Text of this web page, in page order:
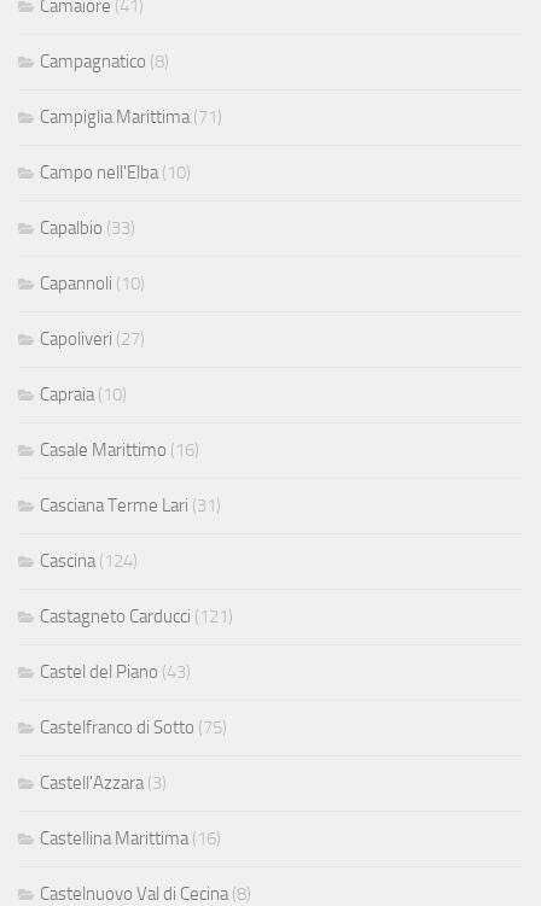
Camaiore (41)
Campagnatico (8)
Campiglia Marittima (71)
Campo nell'Elba (10)
Capalbio (33)
Capannoli (10)
Capoliveri (27)
Capraia (10)
Casale Marittimo (16)
Casciana Terme Lari (31)
Cascina (124)
Castagneto Carducci (121)
Castel del Piano (43)
Castelfranco di Sotto (75)
Castell'Azzara (3)
Castellina Marittima (16)
Castelnuovo Val di Cecina (8)